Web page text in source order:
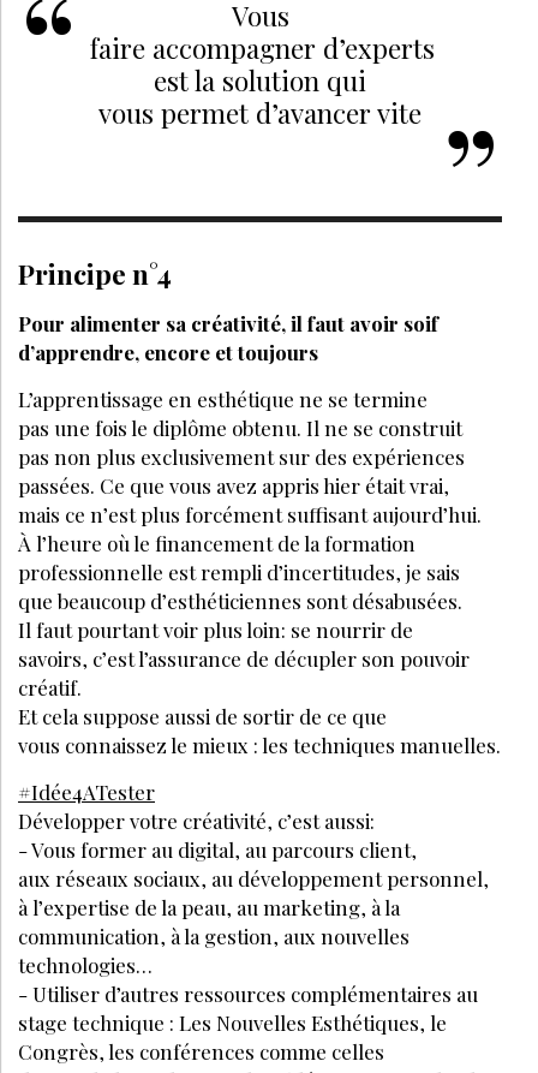
Gestion
5 CONSEILS POUR VENDRE DU SUR-MESURE EN
INSTITUT DE BEAUTÉ SANS AVOIR L'IMPRESSION DE
DIGITAUX AUX NOUVELLES ATTENTES DES MOTEURS
DE RECHERCHE À L'ÈRE DE L'IA
COMMUNICATION : QUE PUBLIER EN 2026 POUR
ATTIRER DES CLIENTES DANS VOTRE INSTITUT DE
BEAUTÉ ?
Inscrivez-vous à la Newsletter pour découvrir
des articles inédits et profiter de nos offres
exclusives
JE M’INSCRIS
LE MÉDIA DE RÉFÉRENCE DE LA BEAUTÉ ET DU BIEN-ÊTRE